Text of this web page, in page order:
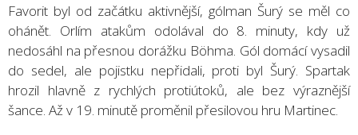
Favorit byl od začátku aktivnější, gólman Šurý se měl co
ohánět. Orlím atakům odolával do 8. minuty, kdy už
nedosáhl na přesnou dorážku Böhma. Gól domácí vysadil
do sedel, ale pojistku nepřidali, proti byl Šurý. Spartak
hrozil hlavně z rychlých protiútoků, ale bez výraznější
šance. Až v 19. minutě proměnil přesilovou hru Martinec.